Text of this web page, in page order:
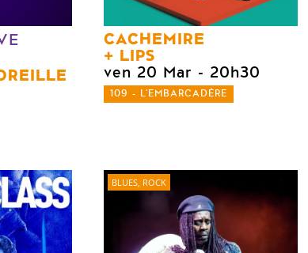
CACHEMIRE
LIPS
ven 20 Mar - 20h30
109 - L'EMBARCADÈRE
BLUES, ROCK